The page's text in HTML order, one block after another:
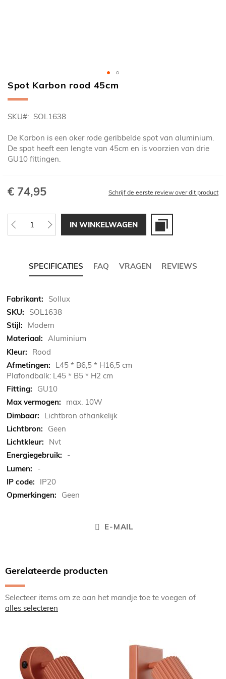
Ga
naar
begin
de
afbeeldingen-
gallerij
Spot Karbon rood 45cm
SKU SOL1638
De Karbon is een oker rode geribbelde spot van aluminium.
De spot heeft een lengte van 45cm en is voorzien van drie
GU10 fittingen.
€ 74,95 Schrijf de eerste review over dit product
IN WINKELWAGEN
SPECIFICATIES FAQ VRAGEN REVIEWS
Meer
informatie
Sollux
SOL1638
Modern
Aluminium
Rood
L45 * B6,5 * H16,5 cm
Plafondbalk: L45 * B5 * H2 cm
GU10
max. 10W
Lichtbron afhankelijk
Geen
Nvt
-
-
IP20
Geen
E-MAIL
Gerelateerde producten
Selecteer items om ze aan het mandje toe te voegen of
alles selecteren